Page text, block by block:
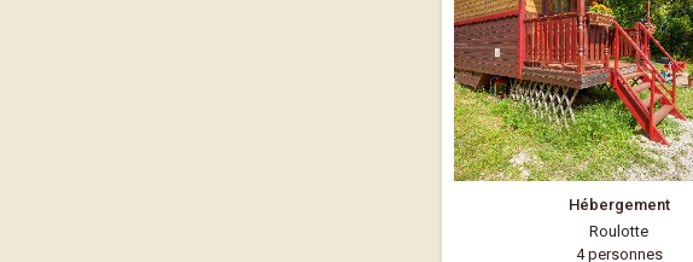
Hébergement
Roulotte
4 personnes